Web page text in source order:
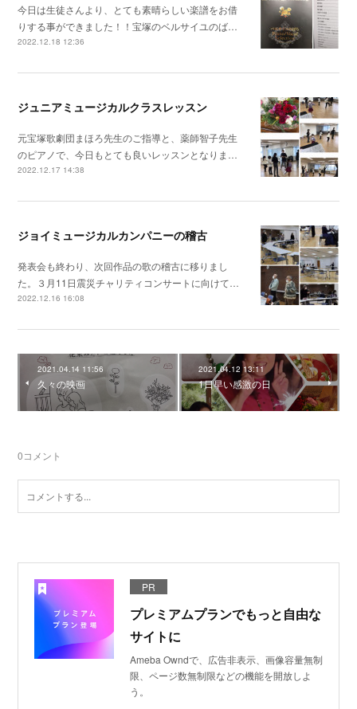
今日は生徒さんより、とても素晴らしい楽譜をお借
りする事ができました！！宝塚のベルサイユのば…
2022.12.18 12:36
ジュニアミュージカルクラスレッスン
元宝塚歌劇団まほろ先生のご指導と、薬師智子先生
のピアノで、今日もとても良いレッスンとなりま…
2022.12.17 14:38
ジョイミュージカルカンパニーの稽古
発表会も終わり、次回作品の歌の稽古に移りまし
た。３月11日震災チャリティコンサートに向けて…
2022.12.16 16:08
2021.04.14 11:56
久々の映画
2021.04.12 13:11
1日早い感激の日
0コメント
PR
プレミアムプランでもっと自由な
サイトに
Ameba Owndで、広告非表示、画像容量無制
限、ページ数無制限などの機能を開放しよ
う。